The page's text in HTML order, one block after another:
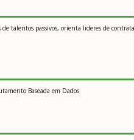
talentos passivos, orienta lideres de
Baseada em Dados